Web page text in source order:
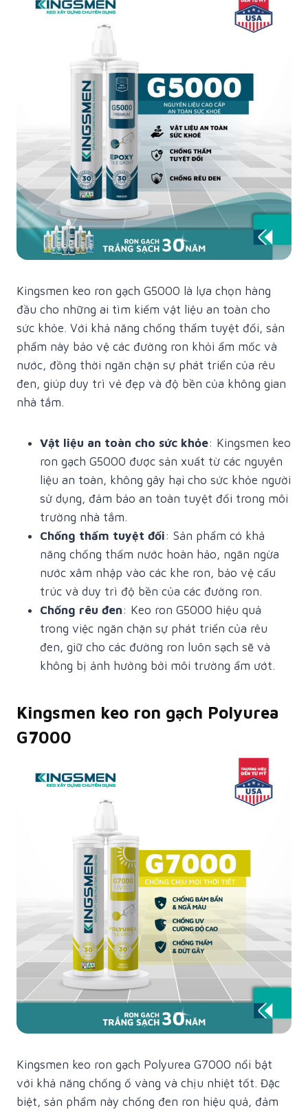
Kingsmen keo ron gạch G5000 là lựa chọn hàng
đầu cho những ai tìm kiếm vật liệu an toàn cho
sức khỏe. Với khả năng chống thấm tuyệt đối, sản
phẩm này bảo vệ các đường ron khỏi ẩm mốc và
nước, đồng thời ngăn chặn sự phát triển của rêu
đen, giúp duy trì vẻ đẹp và độ bền của không gian
nhà tắm.
Vật liệu an toàn cho sức khỏe: Kingsmen keo
ron gạch G5000 được sản xuất từ các nguyên
liệu an toàn, không gây hại cho sức khỏe người
sử dụng, đảm bảo an toàn tuyệt đối trong môi
trường nhà tắm.
Chống thấm tuyệt đối: Sản phẩm có khả
năng chống thấm nước hoàn hảo, ngăn ngừa
nước xâm nhập vào các khe ron, bảo vệ cấu
trúc và duy trì độ bền của các đường ron.
Chống rêu đen: Keo ron G5000 hiệu quả
trong việc ngăn chặn sự phát triển của rêu
đen, giữ cho các đường ron luôn sạch sẽ và
không bị ảnh hưởng bởi môi trường ẩm ướt.
Kingsmen keo ron gạch Polyurea
G7000
Kingsmen keo ron gạch Polyurea G7000 nổi bật
với khả năng chống ố vàng và chịu nhiệt tốt. Đặc
biệt, sản phẩm này chống đen ron hiệu quả, đảm